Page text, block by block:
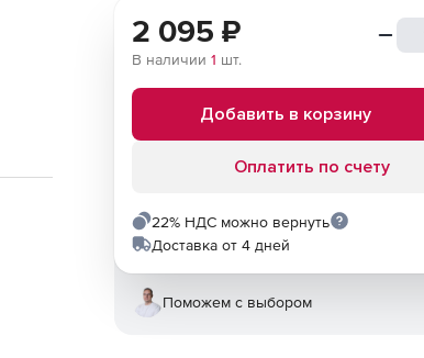
2 095 ₽
В наличии 1 шт.
Добавить в корзину
Оплатить по счету
22% НДС можно вернуть
Доставка от 4 дней
Поможем с выбором